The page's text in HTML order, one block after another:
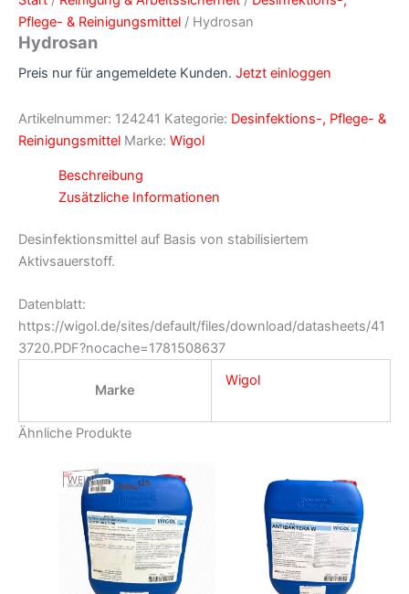
Pflege- & Reinigungsmittel / Hydrosan
Hydrosan
Preis nur für angemeldete Kunden. Jetzt einloggen
Artikelnummer: 124241 Kategorie: Desinfektions-, Pflege- &
Reinigungsmittel Marke: Wigol
Beschreibung
Zusätzliche Informationen
Desinfektionsmittel auf Basis von stabilisiertem
Aktivsauerstoff.
Datenblatt:
https://wigol.de/sites/default/files/download/datasheets/41
3720.PDF?nocache=1781508637
Marke
Wigol
Ähnliche Produkte